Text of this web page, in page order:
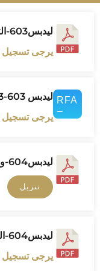
ليدبس603-التركيب
يرجى تسجيل
ليدبس 603-603-604-طراز ريفيت
يرجى تسجيل
ليدبس604-ورقة القطع
تنزيل
ليدبس604-التركيب
يرجى تسجيل